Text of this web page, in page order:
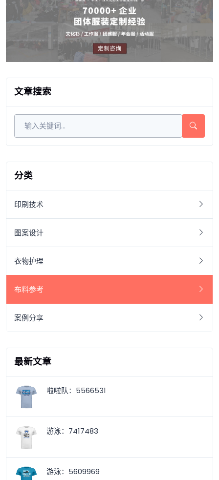
文章搜索
分类
印刷技术
图案设计
衣物护理
布料参考
案例分享
最新文章
啦啦队：5566531
游泳：7417483
游泳：5609969